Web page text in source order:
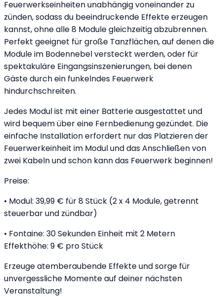
Feuerwerkseinheiten unabhängig voneinander zu
zünden, sodass du beeindruckende Effekte erzeugen
kannst, ohne alle 8 Module gleichzeitig abzubrennen.
Perfekt geeignet für große Tanzflächen, auf denen die
Module im Bodennebel versteckt werden, oder für
spektakuläre Eingangsinszenierungen, bei denen
Gäste durch ein funkelndes Feuerwerk
hindurchschreiten.
Jedes Modul ist mit einer Batterie ausgestattet und
wird bequem über eine Fernbedienung gezündet. Die
einfache Installation erfordert nur das Platzieren der
Feuerwerkeinheit im Modul und das Anschließen von
zwei Kabeln und schon kann das Feuerwerk beginnen!
Preise:
• Modul: 39,99 € für 8 Stück (2 x 4 Module, getrennt
steuerbar und zündbar)
• Fontaine: 30 Sekunden Einheit mit 2 Metern
Effekthöhe: 9 € pro Stück
Erzeuge atemberaubende Effekte und sorge für
unvergessliche Momente auf deiner nächsten
Veranstaltung!